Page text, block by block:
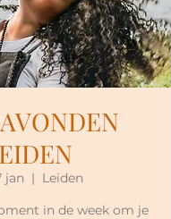
jan
  |
Leiden
in de week om je